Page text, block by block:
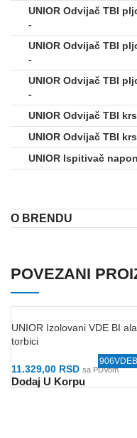
UNIOR Odvijač TBI
-
UNIOR Odvijač TBI
-
UNIOR Odvijač TBI
-
UNIOR Odvijač TBI
UNIOR Odvijač TBI
UNIOR Ispitivač
O BRENDU
POVEZANI
UNIOR Izolovani VDE BI
torbici
11.329,00 RSD sa PDVom
Dodaj U Korpu
906VDEBI